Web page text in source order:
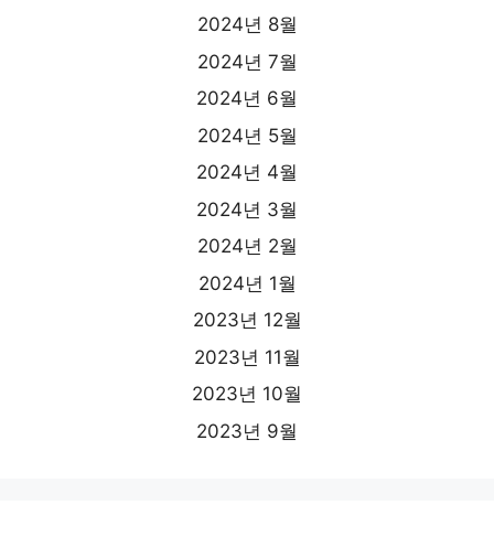
2024년 8월
2024년 7월
2024년 6월
2024년 5월
2024년 4월
2024년 3월
2024년 2월
2024년 1월
2023년 12월
2023년 11월
2023년 10월
2023년 9월